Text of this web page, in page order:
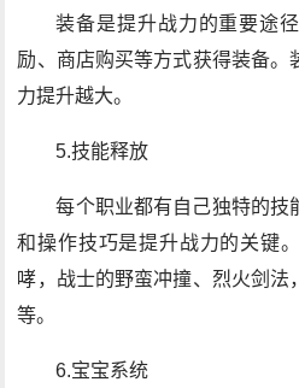
装备是提升战力的重要途
励、商店购买等方式获得装备。
力提升越大。
5.技能释放
每个职业都有自己独特的技
和操作技巧是提升战力的关键
哮，战士的野蛮冲撞、烈火剑
等。
6.宝宝系统